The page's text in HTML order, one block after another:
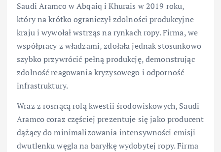
Saudi Aramco w Abqaiq i Khurais w 2019 roku,
który na krótko ograniczył zdolności produkcyjne
kraju i wywołał wstrząs na rynkach ropy. Firma, we
współpracy z władzami, zdołała jednak stosunkowo
szybko przywrócić pełną produkcję, demonstrując
zdolność reagowania kryzysowego i odporność
infrastruktury.
Wraz z rosnącą rolą kwestii środowiskowych, Saudi
Aramco coraz częściej prezentuje się jako producent
dążący do minimalizowania intensywności emisji
dwutlenku węgla na baryłkę wydobytej ropy. Firma